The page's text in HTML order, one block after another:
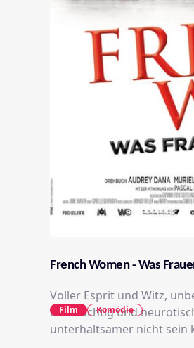
French Women - Was
Voller Esprit und Witz,
eifersüchtig und
unterhaltsamer nicht sein
Film Komödie